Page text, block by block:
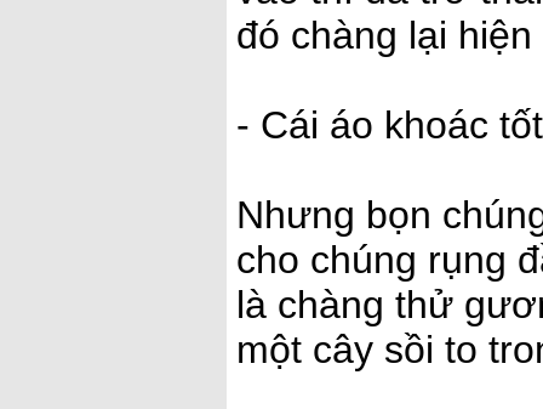
đó chàng lại
- Cái áo khoác
Nhưng bọn
cho chúng rụng
là chàng thử
một cây sồi to